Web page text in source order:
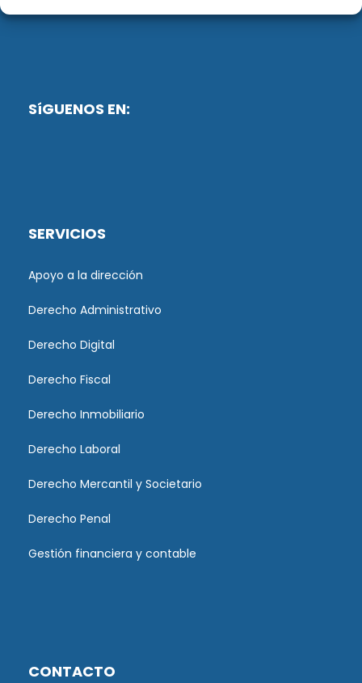
SíGUENOS EN:
SERVICIOS
Apoyo a la dirección
Derecho Administrativo
Derecho Digital
Derecho Fiscal
Derecho Inmobiliario
Derecho Laboral
Derecho Mercantil y Societario
Derecho Penal
Gestión financiera y contable
CONTACTO